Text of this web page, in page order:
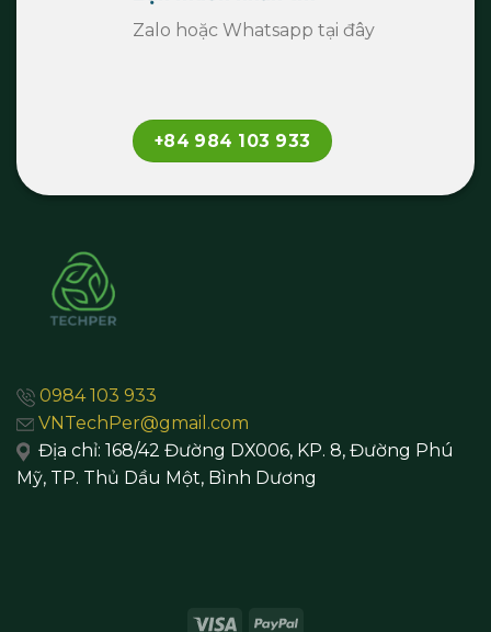
Zalo hoặc Whatsapp tại đây
+84 984 103 933
0984 103 933
VNTechPer@gmail.com
Địa chỉ: 168/42 Đường DX006, KP. 8, Đường Phú
Mỹ, TP. Thủ Dầu Một, Bình Dương